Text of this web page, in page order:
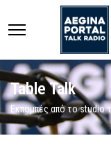
Table Talk
Εκπομπές από το studio